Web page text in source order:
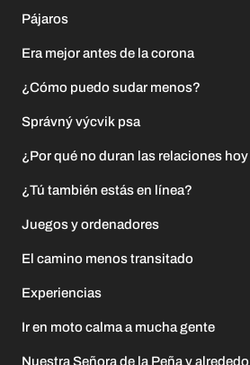
Pájaros
Era mejor antes de la corona
¿Cómo puedo sudar menos?
Správný výcvik psa
¿Por qué no duran las relaciones hoy
¿Tú también estás en línea?
Juegos y ordenadores
El camino menos transitado
Experiencias
Ir en moto calma a mucha gente
Nuestra Señora de la Peña y